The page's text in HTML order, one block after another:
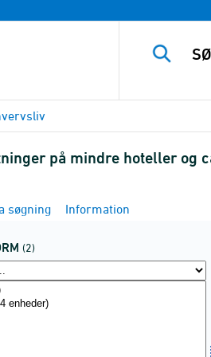
på mindre hoteller og
søgning Information
(2)